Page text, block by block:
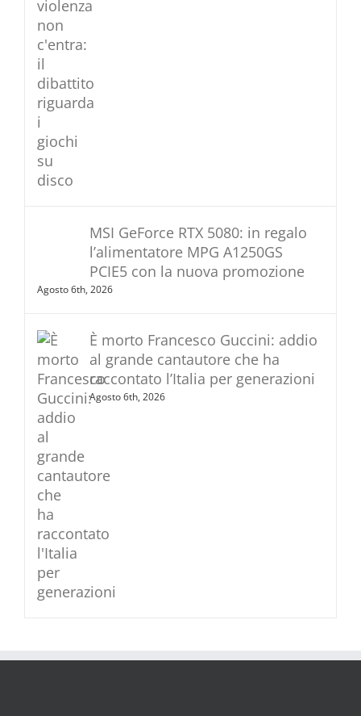
MSI GeForce RTX 5080: in regalo
l’alimentatore MPG A1250GS
PCIE5 con la nuova promozione
Agosto 6th, 2026
È morto Francesco Guccini: addio
al grande cantautore che ha
raccontato l’Italia per generazioni
Agosto 6th, 2026